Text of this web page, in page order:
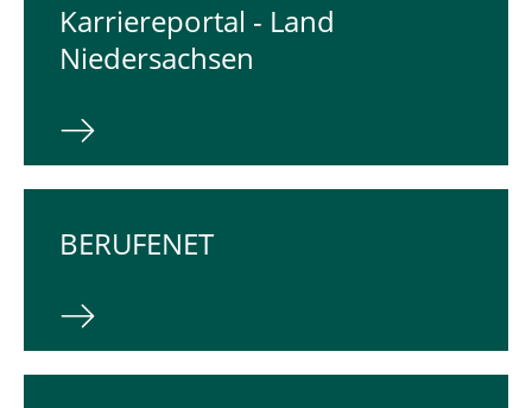
Karriereportal - Land
Niedersachsen
BERUFENET